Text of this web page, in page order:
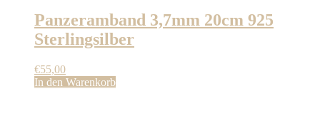
Panzeramband 3,7mm 20cm 925
Sterlingsilber
€55,00
In den Warenkorb